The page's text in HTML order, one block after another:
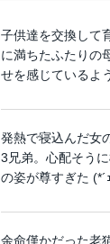
子供達を交換して
に満ちたふたりの
せを感じている
発熱で寝込んだ女
3兄弟。心配そう
の姿が尊すぎた (*´
余命僅かだった老